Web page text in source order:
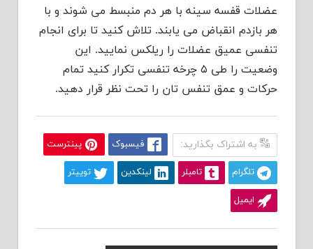
عضلات قفسه سینه با هر دم منبسط می شوند و با
هر بازدم انقباض می یابند. تلاش کنید تا برای انجام
تنفسی عمیق عضلات را ریلکس نمایید. این
وضعیت را طی ۵ چرخه تنفسی تکرار کنید تمام
حرکات و عمق تنفس تان را تحت نظر قرار دهید.
به اشتراک بگذارید: فیسبوک پینترست
تلگرام تامبلر لینکدین توییتر
ایمیل